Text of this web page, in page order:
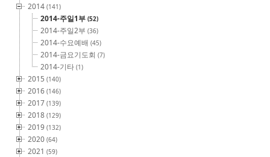
2014(141)
2014-주일1부(52)
2014-주일2부(36)
2014-수요예배(45)
2014-금요기도회(7)
2014-기타(1)
2015(140)
2016(146)
2017(139)
2018(129)
2019(132)
2020(64)
2021(59)